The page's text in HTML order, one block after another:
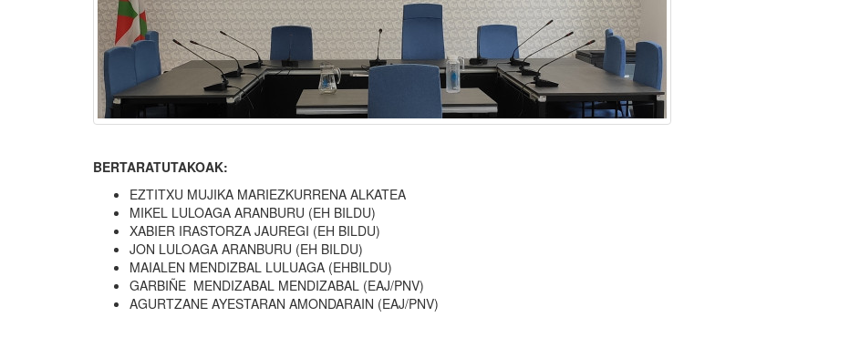
BERTARATUTAKOAK:
EZTITXU MUJIKA MARIEZKURRENA ALKATEA
MIKEL LULOAGA ARANBURU (EH BILDU)
XABIER IRASTORZA JAUREGI (EH BILDU)
JON LULOAGA ARANBURU (EH BILDU)
MAIALEN MENDIZBAL LULUAGA (EHBILDU)
GARBIÑE MENDIZABAL MENDIZABAL (EAJ/PNV)
AGURTZANE AYESTARAN AMONDARAIN (EAJ/PNV)